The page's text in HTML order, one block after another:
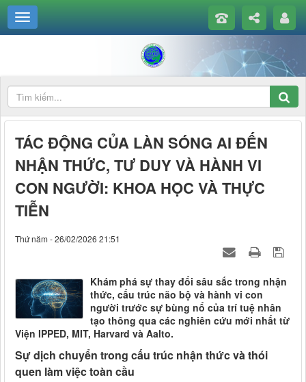
TÁC ĐỘNG CỦA LÀN SÓNG AI ĐẾN
NHẬN THỨC, TƯ DUY VÀ HÀNH VI
CON NGƯỜI: KHOA HỌC VÀ THỰC
TIỄN
Thứ năm - 26/02/2026 21:51
Khám phá sự thay đổi sâu sắc trong nhận
thức, cấu trúc não bộ và hành vi con
người trước sự bùng nổ của trí tuệ nhân
tạo thông qua các nghiên cứu mới nhất từ
Viện IPPED, MIT, Harvard và Aalto.
Sự dịch chuyển trong cấu trúc nhận thức và thói
quen làm việc toàn cầu